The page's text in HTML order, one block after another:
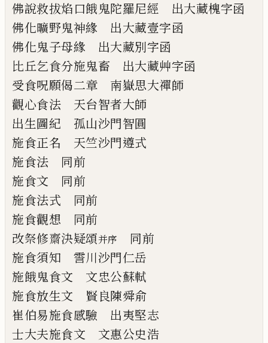
佛說救拔焰口餓鬼陀羅尼經 出大藏槐字函
佛化曠野鬼神緣 出大藏壹字函
佛化鬼子母緣 出大藏別字函
比丘乞食分施鬼畜 出大藏艸字函
受食呪願偈二章 南嶽思大禪師
觀心食法 天台智者大師
出生圖紀 孤山沙門智圓
施食正名 天竺沙門遵式
施食法 同前
施食文 同前
施食法式 同前
施食觀想 同前
改祭修齋決疑頌并序
同前
施食須知 霅川沙門仁岳
施餓鬼食文 文忠公蘇軾
施食放生文 賢良陳舜俞
崔伯易施食感驗 出夷堅志
士大夫施食文 文惠公史浩